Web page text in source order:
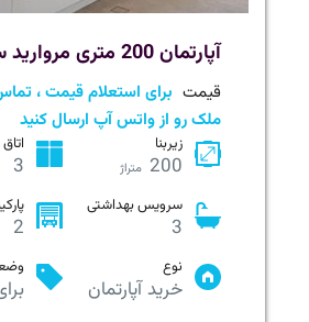
آپارتمان 200 متری مروارید سدروس
قیمت برای استعلام قیمت ،
ملک رو از واتس آپ ارسال کنید
زیربنا
200 متراژ 3
سرویس بهداشتی
3
2
نوع
خرید آپارتمان